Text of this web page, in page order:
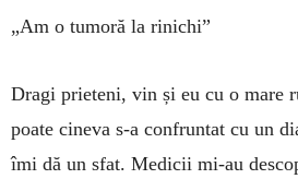
„Am o tumoră la rinichi”
Dragi prieteni, vin și eu cu o mare
poate cineva s-a confruntat cu un
îmi dă un sfat. Medicii mi-au